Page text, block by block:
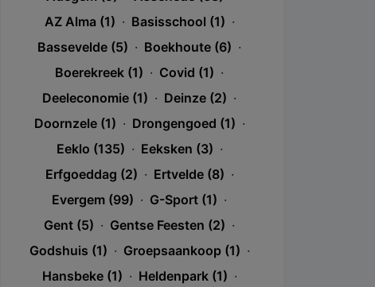
AZ Alma (1) · Basisschool (1) ·
Bassevelde (5) · Boekhoute (6) ·
Boerekreek (1) · Covid (1) ·
Deeleconomie (1) · Deinze (2) ·
Doornzele (1) · Drongengoed (1) ·
Eeklo (135) · Eeksken (3) ·
Erfgoeddag (2) · Ertvelde (8) ·
Evergem (99) · G-Sport (1) ·
Gent (5) · Gentse Feesten (2) ·
Godshuis (1) · Groepsaankoop (1) ·
Hansbeke (1) · Heldenpark (1) ·